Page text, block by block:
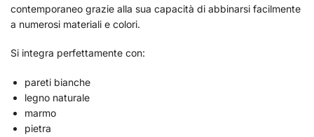
contemporaneo grazie alla sua capacità di abbinarsi facilmente
a numerosi materiali e colori.
Si integra perfettamente con:
pareti bianche
legno naturale
marmo
pietra